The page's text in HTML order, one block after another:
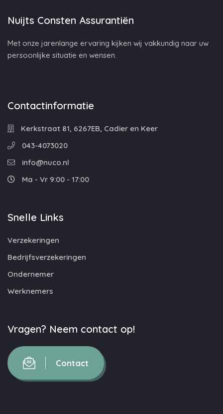
Nuijts Consten Assurantiën
Met onze jarenlange ervaring kijken wij vakkundig naar uw
persoonlijke situatie en wensen.
Contactinformatie
Kerkstraat 81, 6267EB, Cadier en Keer
043-4073020
info@nuco.nl
Ma - Vr 9:00 - 17:00
Snelle Links
Verzekeringen
Bedrijfsverzekeringen
Ondernemer
Werknemers
Vragen? Neem contact op!
Contact